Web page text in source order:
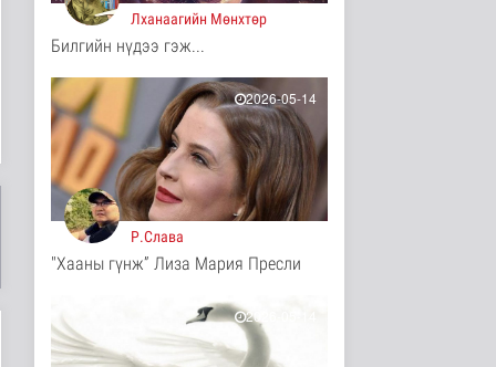
"Онцгой амралт-2026"
реалити шоуны зургийг
авч э..
Нийгэм
7 цаг 3 минутын өмнө
Монгол-Оросын зэвсэгт
хүчний байлдааны
буудлагат..
Нийгэм
7 цаг 5 минутын өмнө
Цагааннуур суманд 23
Нийгэм
7 цаг 10 минутын өмнө
Лханаагийн Мөнхтөр
Билгийн нүдээ гэж...
2026-05-14
Р.Слава
"Хааны гүнж” Лиза Мария Пресли
2026-05-14